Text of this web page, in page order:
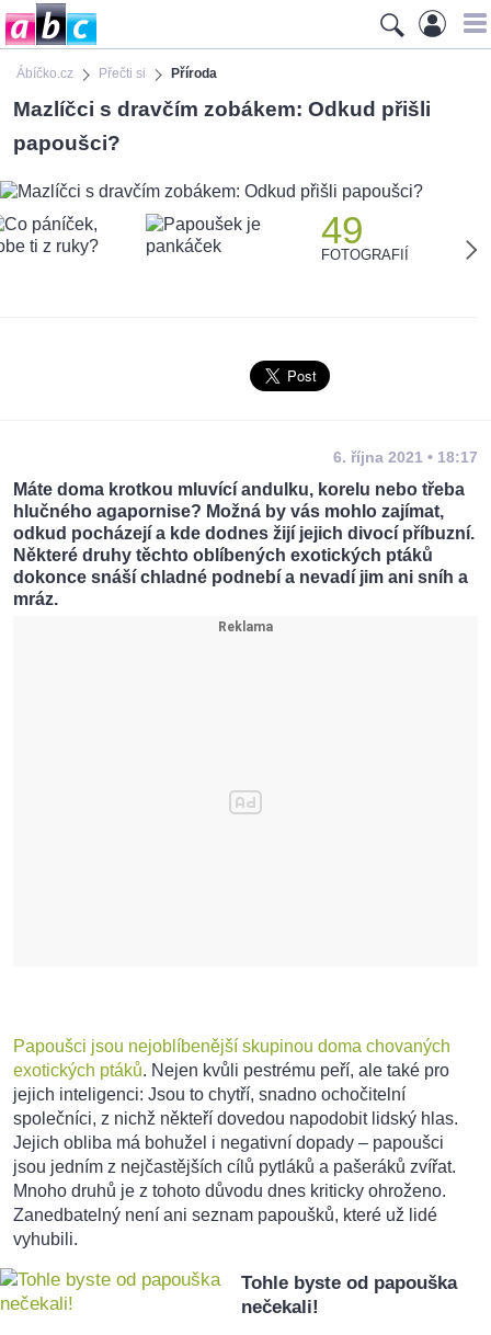
Ábíčko.cz Přečti si Příroda
Mazlíčci s dravčím zobákem: Odkud přišli
papoušci?
49
FOTOGRAFIÍ
6. října 2021 • 18:17
Máte doma krotkou mluvící andulku, korelu nebo třeba
hlučného agapornise? Možná by vás mohlo zajímat,
odkud pocházejí a kde dodnes žijí jejich divocí příbuzní.
Některé druhy těchto oblíbených exotických ptáků
dokonce snáší chladné podnebí a nevadí jim ani sníh a
mráz.
Papoušci jsou nejoblíbenější skupinou doma chovaných
exotických ptáků. Nejen kvůli pestrému peří, ale také pro
jejich inteligenci: Jsou to chytří, snadno ochočitelní
společníci, z nichž někteří dovedou napodobit lidský hlas.
Jejich obliba má bohužel i negativní dopady – papoušci
jsou jedním z nejčastějších cílů pytláků a pašeráků zvířat.
Mnoho druhů je z tohoto důvodu dnes kriticky ohroženo.
Zanedbatelný není ani seznam papoušků, které už lidé
vyhubili.
Tohle byste od papouška
nečekali!